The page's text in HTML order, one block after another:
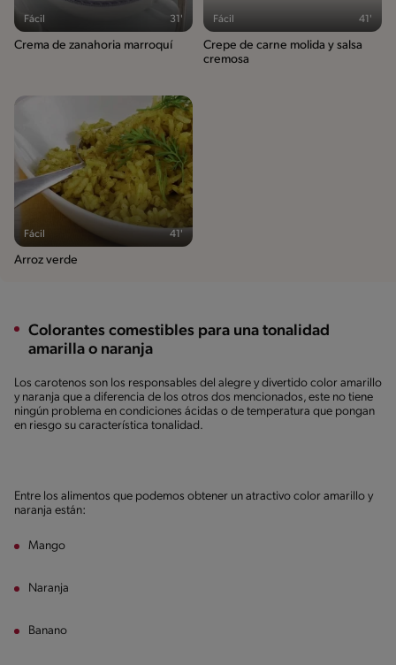
Fácil 31'
Crema de zanahoria marroquí
Fácil 41'
Crepe de carne molida y salsa
cremosa
Fácil 41'
Arroz verde
Colorantes comestibles para una tonalidad
amarilla o naranja
Los carotenos son los responsables del alegre y divertido color amarillo
y naranja que a diferencia de los otros dos mencionados, este no tiene
ningún problema en condiciones ácidas o de temperatura que pongan
en riesgo su característica tonalidad.
Entre los alimentos que podemos obtener un atractivo color amarillo y
naranja están:
Mango
Naranja
Banano